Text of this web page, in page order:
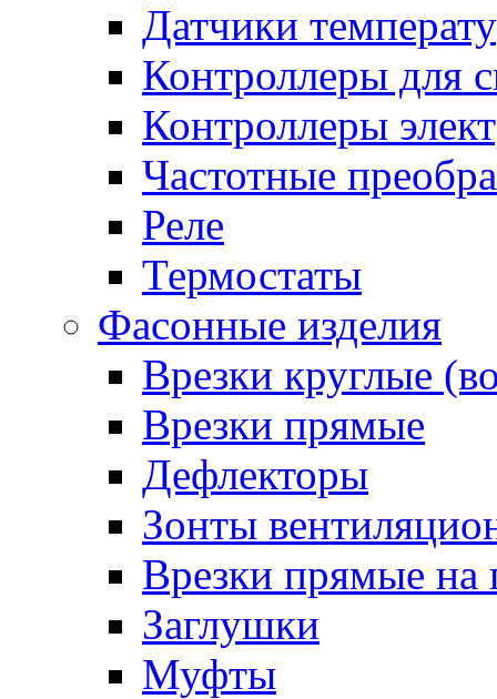
Датчики
Контроллеры для
Контроллеры
Частотные
Реле
Термостаты
Фасонные изделия
Врезки круглые
Врезки прямые
Дефлекторы
Зонты
Врезки прямые на
Заглушки
Муфты